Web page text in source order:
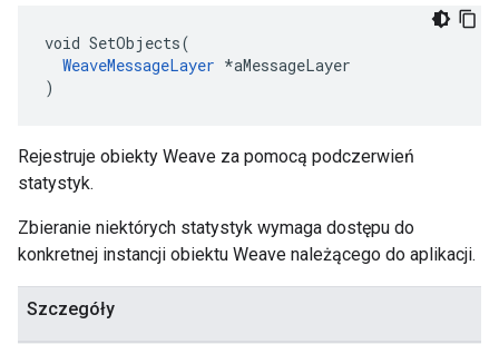
void SetObjects(
WeaveMessageLayer *aMessageLayer
)
Rejestruje obiekty Weave za pomocą podczerwień
statystyk.
Zbieranie niektórych statystyk wymaga dostępu do
konkretnej instancji obiektu Weave należącego do aplikacji.
Szczegóły